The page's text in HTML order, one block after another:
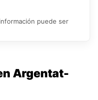
puede ser
Argentat-